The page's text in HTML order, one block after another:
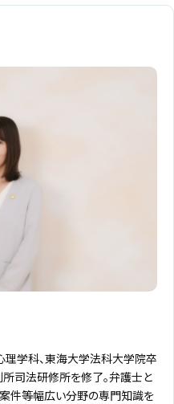
学科、東海大学法科大学院卒
司法研修所を修了。弁護士と
案件等幅広い分野の専門知識を